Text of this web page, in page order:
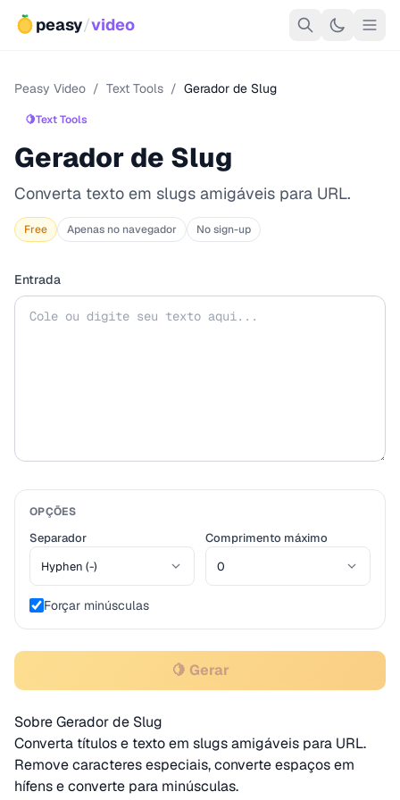
peasy/video
Peasy Video / Text Tools / Gerador de Slug
🍋Text Tools
Gerador de Slug
Converta texto em slugs amigáveis para URL.
Free Apenas no navegador No sign-up
Entrada
OPÇÕES
Separador Comprimento máximo
Forçar minúsculas
🍋 Gerar
Sobre Gerador de Slug
Converta títulos e texto em slugs amigáveis para URL.
Remove caracteres especiais, converte espaços em
hífens e converte para minúsculas.